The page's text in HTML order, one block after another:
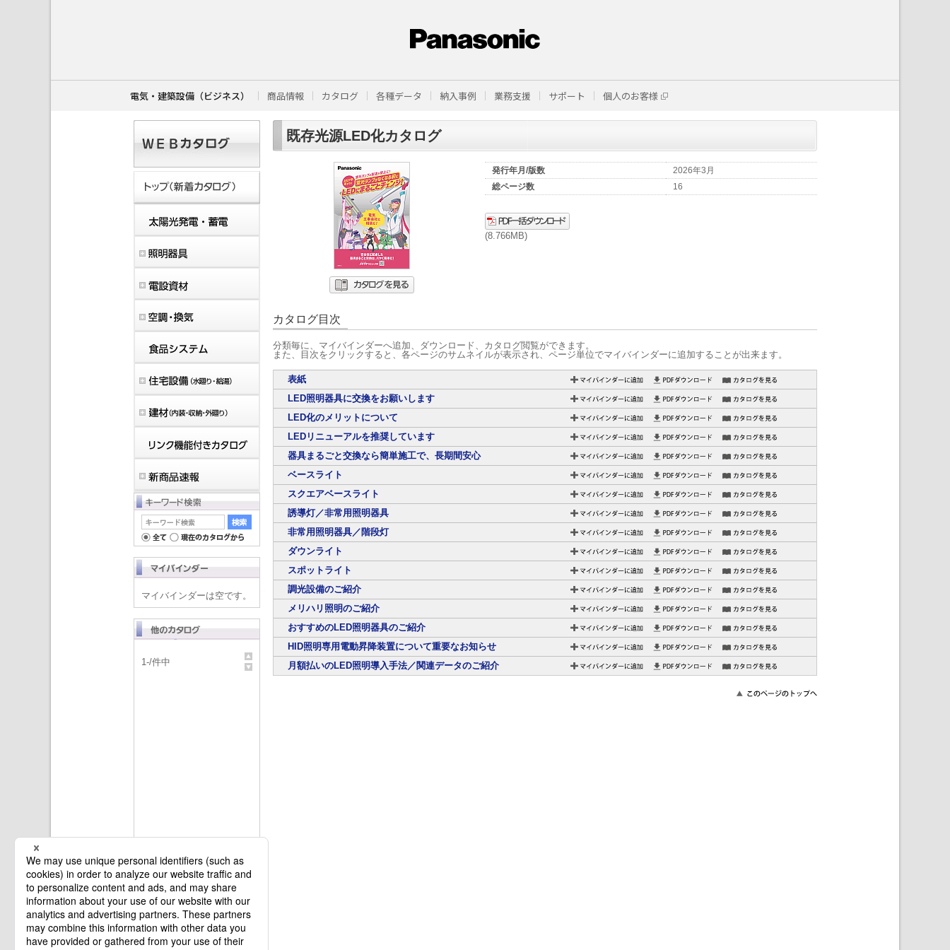
電気・建築設備（ビジネス） 商品情報 カタログ 各種データ 納入事例 業務支援 サポート 個人のお客様
既存光源LED化カタログ
発行年月/版数
2026年3月
総ページ数
16
(8.766MB)
カタログ目次
分類毎に、マイバインダーへ追加、ダウンロード、カタログ閲覧ができます。
また、目次をクリックすると、各ページのサムネイルが表示され、ページ単位でマイバインダーに追加することが出来ます。
表紙
LED照明器具に交換をお願いします
LED化のメリットについて
LEDリニューアルを推奨しています
器具まるごと交換なら簡単施工で、長期間安心
ベースライト
スクエアベースライト
誘導灯／非常用照明器具
非常用照明器具／階段灯
ダウンライト
スポットライト
調光設備のご紹介
メリハリ照明のご紹介
おすすめのLED照明器具のご紹介
HID照明専用電動昇降装置について重要なお知らせ
月額払いのLED照明導入手法／関連データのご紹介
マイバインダーは空です。
1-/件中